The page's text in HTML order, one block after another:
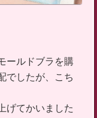
ールドブラを購
でしたが、こち
げてかいました